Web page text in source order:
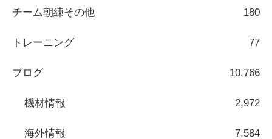
チーム朝練その他 180
トレーニング 77
ブログ 10,766
機材情報 2,972
海外情報 7,584